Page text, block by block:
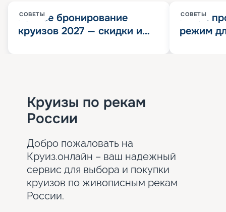
СОВЕТЫ
Раннее бронирование
круизов 2027 — скидки и
СОВЕТЫ
Китай
режим
Круизы по рекам
России
Добро пожаловать на
Круиз.онлайн – ваш надежный
сервис для выбора и покупки
круизов по живописным рекам
России.